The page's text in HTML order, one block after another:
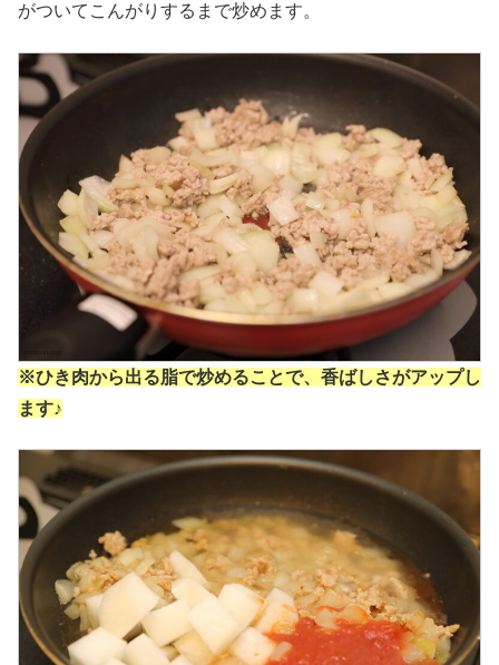
がついてこんがりするまで炒めます。
※ひき肉から出る脂で炒めることで、香ばしさがアップし
ます♪